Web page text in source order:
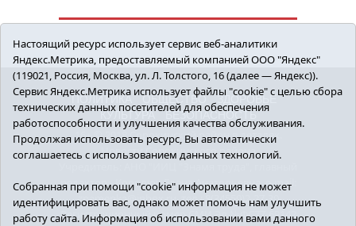
ПОЛИТИКА ОБЩЕСТВО
ЗДОРОВЬЕ
КУЛЬТУРА
БЕЗОПАСНОСТЬ
16+ © 2018 Сорокинский район в деталях.
Новости Сорокинского района
редактор - Королюк Елена Анатольевна, e-mail:
znamenka@inbox.ru, тел.: 8(34550)2-27-30
Регистрационный номер СМИ Эл №ФС77-69142
Настоящий ресурс использует сервис веб-аналитики
Яндекс.Метрика, предоставляемый компанией ООО "Яндекс"
(119021, Россия, Москва, ул. Л. Толстого, 16 (далее — Яндекс)).
Сервис Яндекс.Метрика использует файлы "cookie" с целью сбора
технических данных посетителей для обеспечения
работоспособности и улучшения качества обслуживания.
Продолжая использовать ресурс, Вы автоматически
соглашаетесь с использованием данных технологий.
Собранная при помощи "cookie" информация не может
идентифицировать вас, однако может помочь нам улучшить
работу сайта. Информация об использовании вами данного